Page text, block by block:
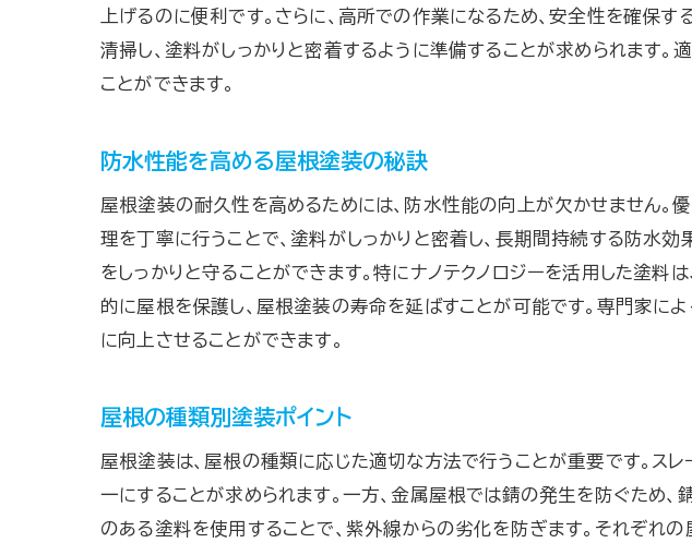
メンテナンス
メンテナンスの
メンテナンスに
塗膜の均一な塗布で
均一塗布のた
塗布時に注意
塗布後の確認
風雨や紫外線から
上げるのに便利です。さらに、高所での作業になるため、安全性を確保
清掃し、塗料がしっかりと密着するように準備することが求められます
ことができます。
防水性能を高める屋根塗装の秘訣
屋根塗装の耐久性を高めるためには、防水性能の向上が欠かせません
理を丁寧に行うことで、塗料がしっかりと密着し、長期間持続する防水
をしっかりと守ることができます。特にナノテクノロジーを活用した塗料
的に屋根を保護し、屋根塗装の寿命を延ばすことが可能です。専門家に
に向上させることができます。
屋根の種類別塗装ポイント
屋根塗装は、屋根の種類に応じた適切な方法で行うことが重要です。ス
一にすることが求められます。一方、金属屋根では錆の発生を防ぐため、
のある塗料を使用することで、紫外線からの劣化を防ぎます。それぞれ